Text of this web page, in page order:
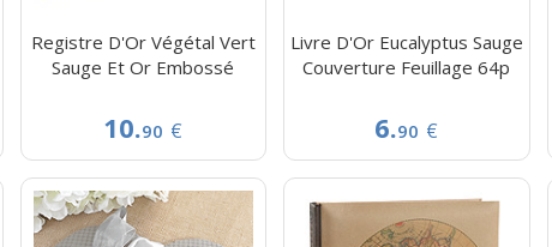
Registre D'Or Végétal Vert
Sauge Et Or Embossé
10.90 €
Livre D'Or Eucalyptus Sauge
Couverture Feuillage 64p
6.90 €